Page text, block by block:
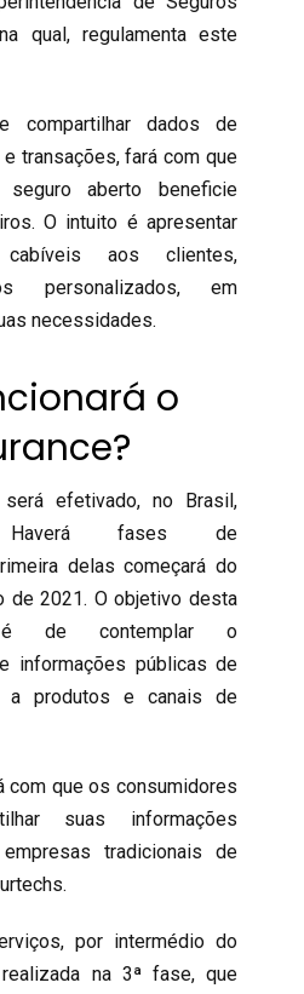
qual, regulamenta este
compartilhar dados de
transações, fará com que
aberto beneficie
O intuito é apresentar
aos clientes,
personalizados, em
necessidades.
o
efetivado, no Brasil,
Haverá fases de
delas começará do
de 2021. O objetivo desta
de contemplar o
informações públicas de
a produtos e canais de
com que os consumidores
suas informações
tradicionais de
por intermédio do
na 3ª fase, que